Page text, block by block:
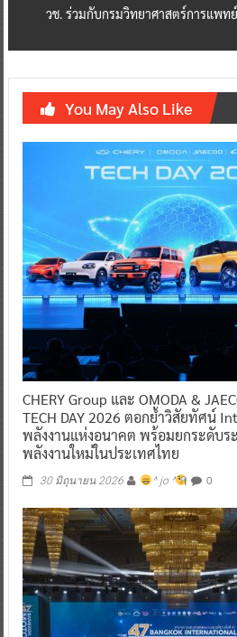
วช. ร่วมกับกรมวิทยาศาสตร์การแพท
You May Also Like
CHERY Group และ OMODA &
TECH DAY 2026 ตอกย้ำวิสัยทัศน์
พลังงานแห่งอนาคต พร้อมยกระดับร
พลังงานใหม่ในประเทศไทย
30 มิถุนายน 2026 ^ jo ^ 0